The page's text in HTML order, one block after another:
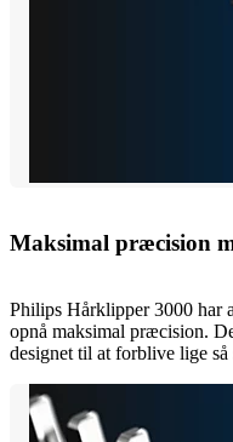
Maksimal præcision
Philips Hårklipper 3000 har
opnå maksimal præcision.
designet til at forblive lige så